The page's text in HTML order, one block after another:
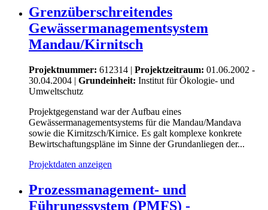
Grenzüberschreitendes
Gewässermanagementsystem
Mandau/Kirnitsch
Projektnummer: 612314 | Projektzeitraum: 01.06.2002 -
30.04.2004 | Grundeinheit: Institut für Ökologie- und
Umweltschutz
Projektgegenstand war der Aufbau eines
Gewässermanagementsystems für die Mandau/Mandava
sowie die Kirnitzsch/Kirnice. Es galt komplexe konkrete
Bewirtschaftungspläne im Sinne der Grundanliegen der...
Projektdaten anzeigen
Prozessmanagement- und
Führungssystem (PMFS) -